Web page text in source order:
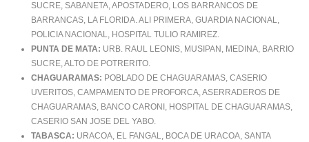
SUCRE, SABANETA, APOSTADERO, LOS BARRANCOS DE
BARRANCAS, LA FLORIDA. ALI PRIMERA, GUARDIA NACIONAL,
POLICIA NACIONAL, HOSPITAL TULIO RAMIREZ.
PUNTA DE MATA: URB. RAUL LEONIS, MUSIPAN, MEDINA, BARRIO
SUCRE, ALTO DE POTRERITO.
CHAGUARAMAS: POBLADO DE CHAGUARAMAS, CASERIO
UVERITOS, CAMPAMENTO DE PROFORCA, ASERRADEROS DE
CHAGUARAMAS, BANCO CARONI, HOSPITAL DE CHAGUARAMAS,
CASERIO SAN JOSE DEL YABO.
TABASCA: URACOA, EL FANGAL, BOCA DE URACOA, SANTA